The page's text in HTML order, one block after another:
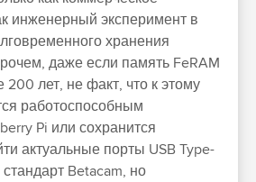
инженерный эксперимент в
хранения
даже если память FeRAM
лет, не факт, что к этому
работоспособным
Pi или сохранится
актуальные порты USB Type-
Betacam, но